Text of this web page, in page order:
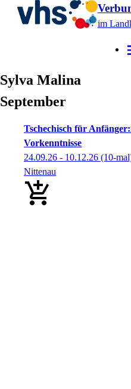
im
Sylva Malina
September
Tschechisch für
Vorkenntnisse
24.09.26 - 10.12.26 (10-
Nittenau